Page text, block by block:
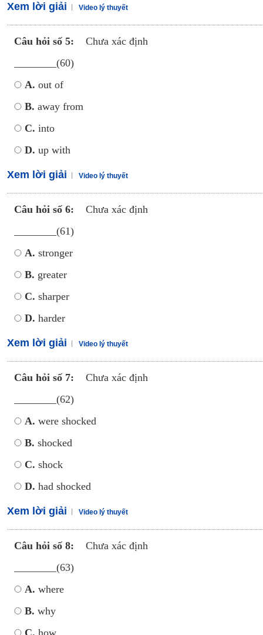
Xem lời giải Video lý thuyết
Câu hỏi số 5:
Chưa xác định
________(60)
A. out of
B. away from
C. into
D. up with
Xem lời giải Video lý thuyết
Câu hỏi số 6:
Chưa xác định
________(61)
A. stronger
B. greater
C. sharper
D. harder
Xem lời giải Video lý thuyết
Câu hỏi số 7:
Chưa xác định
________(62)
A. were shocked
B. shocked
C. shock
D. had shocked
Xem lời giải Video lý thuyết
Câu hỏi số 8:
Chưa xác định
________(63)
A. where
B. why
C. how